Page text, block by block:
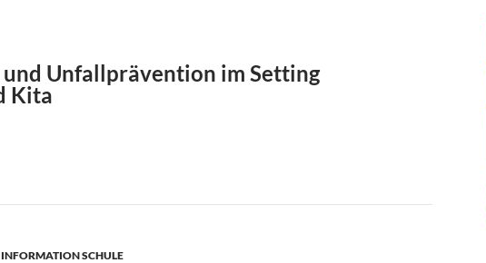
Unfallprävention im Setting
Kita
und Publikationen des Gemeinde-Unfallversicherungsverbandes (GUV)
SCHULE